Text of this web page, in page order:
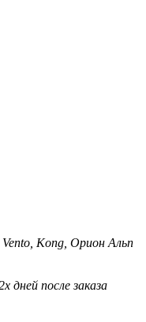
Kong, Орион Альп
дней после заказа